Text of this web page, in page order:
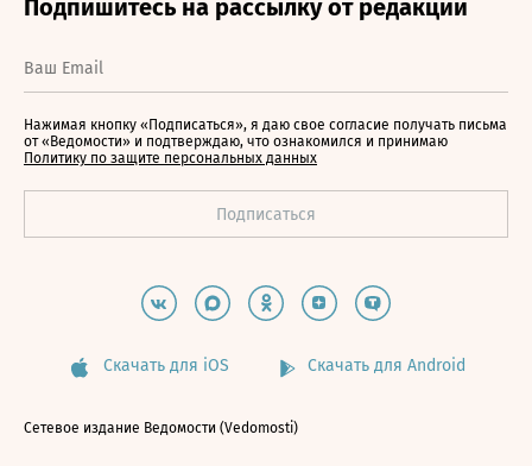
Нажимая кнопку «Подписаться», я даю свое согласие получать письма
от «Ведомости» и подтверждаю, что ознакомился и принимаю
Политику по защите персональных данных
Скачать для iOS Скачать для Android
Сетевое издание Ведомости (Vedomosti)